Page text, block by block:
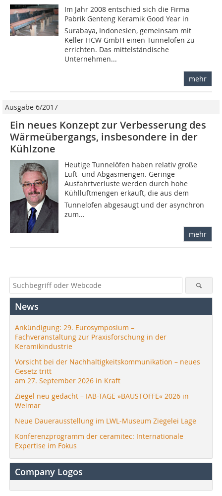
Im Jahr 2008 entschied sich die Firma
Pabrik Genteng Keramik Good Year in
Surabaya, Indonesien, gemeinsam mit
Keller HCW GmbH einen Tunnelofen zu
errichten. Das mittelständische
Unternehmen...
mehr
Ausgabe 6/2017
Ein neues Konzept zur Verbesserung des
Wärmeübergangs, insbesondere in der
Kühlzone
Heutige Tunnelöfen haben relativ große
Luft- und Abgasmengen. Geringe
Ausfahrtverluste werden durch hohe
Kühlluftmengen erkauft, die aus dem
Tunnelofen abgesaugt und der asynchron
zum...
mehr
News
Ankündigung: 29. Eurosymposium –
Fachveranstaltung zur Praxisforschung in der
Keramikindustrie
Vorsicht bei der Nachhaltigkeitskommunikation – neues
Gesetz tritt
am 27. September 2026 in Kraft
Ziegel neu gedacht – IAB-TAGE »BAUSTOFFE« 2026 in
Weimar
Neue Dauerausstellung im LWL-Museum Ziegelei Lage
Konferenzprogramm der ceramitec: Internationale
Expertise im Fokus
Company Logos